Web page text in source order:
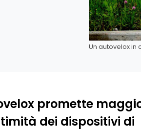
Un autovelox in
promette
dei dispositivi di